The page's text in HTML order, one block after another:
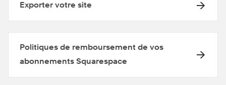
Exporter votre site
Politiques de remboursement de vos
abonnements Squarespace